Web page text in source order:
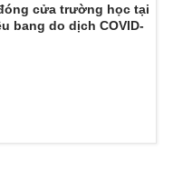
Phạm Quốc Thắng,
355 932
cửa trường học tại
bang do dịch COVID-